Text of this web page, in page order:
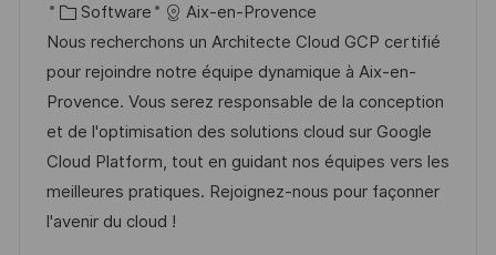
c
a
t
i
o
n
o
s
t
e
d
D
a
t
o
b
I
d
C
a
t
e
g
o
r
y
Software
Aix-en-Provence
Nous recherchons un Architecte Cloud GCP certifié
pour rejoindre notre équipe dynamique à Aix-en-
Provence. Vous serez responsable de la conception
et de l'optimisation des solutions cloud sur Google
Cloud Platform, tout en guidant nos équipes vers les
meilleures pratiques. Rejoignez-nous pour façonner
l'avenir du cloud !